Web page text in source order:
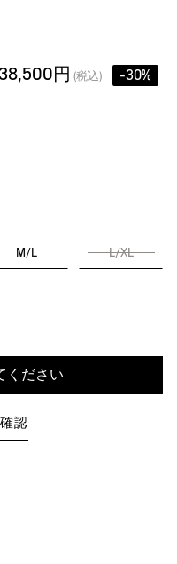
円 (税込) -30%
M/L L/XL
ください
認